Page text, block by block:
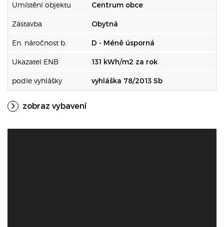
Umístění objektu Centrum obce
Zástavba Obytná
En. náročnost b. D - Méně úsporná
Ukazatel ENB 131 kWh/m2 za rok
podle vyhlášky vyhláška 78/2013 Sb
zobraz vybavení